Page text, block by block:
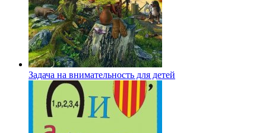
Задача на внимательность для детей